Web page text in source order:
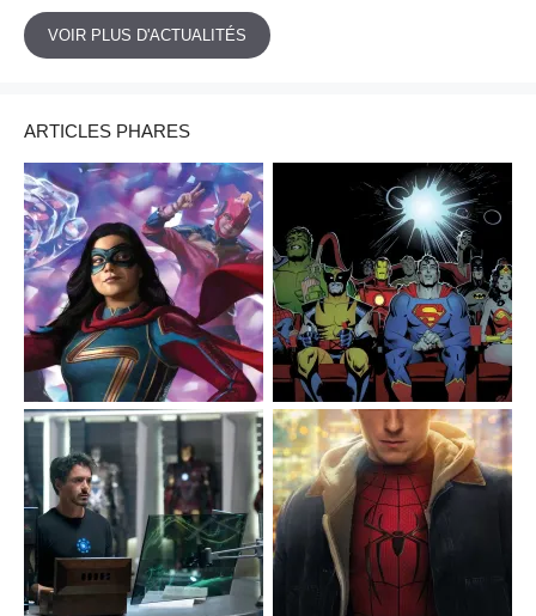
VOIR PLUS D'ACTUALITÉS
ARTICLES PHARES